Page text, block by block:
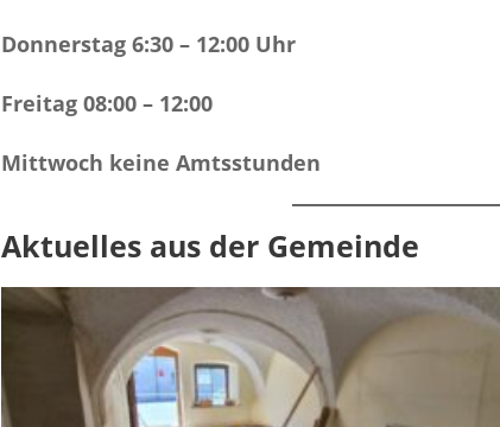
Donnerstag 6:30 – 12:00 Uhr
Freitag 08:00 – 12:00
Mittwoch keine Amtsstunden
Aktuelles aus der Gemeinde